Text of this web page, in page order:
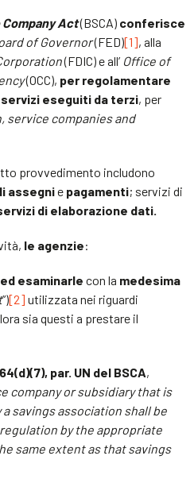
Act(BSCA) conferisce
of Governor(FED)[1], alla
(FDIC) e all’ Office of
(OCC), per regolamentare
eseguiti da terzi, per
service companies and
provvedimento includono
assegnie pagamenti; servizi di
di elaborazione dati.
le agenzie:
esaminarle con la medesima
”)[2] utilizzata nei riguardi
sia questi a prestare il
par. UN del BSCA,
company or subsidiary that is
savings association shall be
by the appropriate
same extent as that savings